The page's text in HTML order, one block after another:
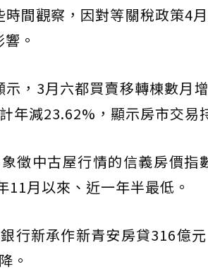
時間觀察，因對等關稅政策4
。
示，3月六都買賣移轉棟數月
年減23.62%，顯示房市交易
徵中古屋行情的信義房價指
11月以來、近一年半最低。
行新承作新青安房貸316億
。